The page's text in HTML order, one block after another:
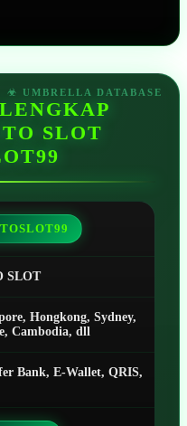
SLOT
SLOT
Hongkong, Sydney,
Cambodia, dll
Bank, E-Wallet, QRIS,